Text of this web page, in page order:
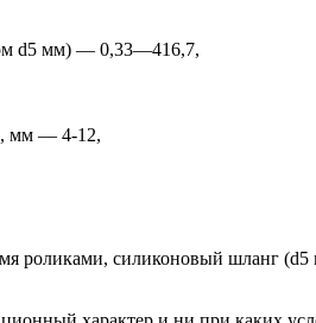
d5 мм) — 0,33—416,7,
мм — 4-12,
роликами, силиконовый шланг